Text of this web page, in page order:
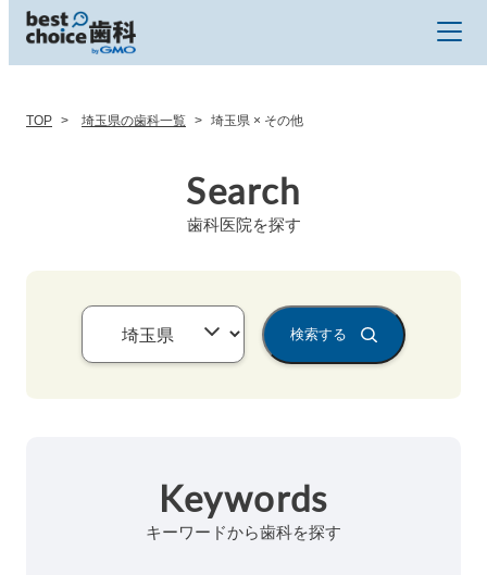
TOP 埼玉県の歯科一覧 埼玉県 × その他
Search
歯科医院を探す
検索する
Keywords
キーワードから歯科を探す